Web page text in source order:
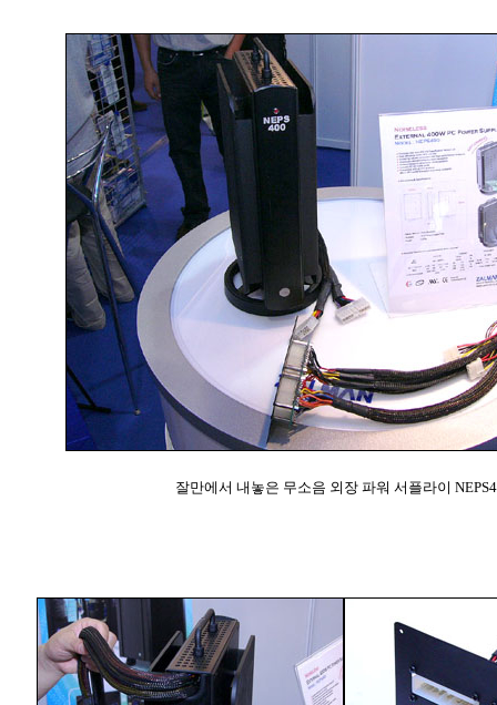
잘만에서 내놓은 무소음 외장 파워 서플라이